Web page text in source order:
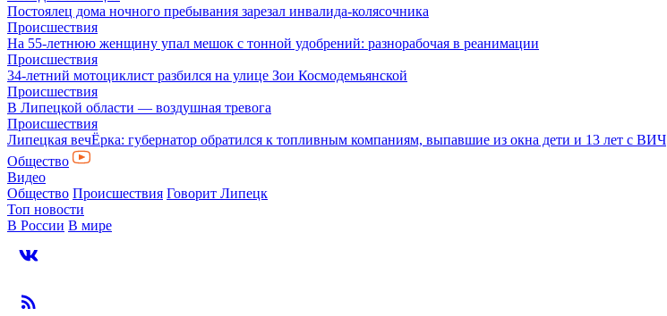
Постоялец дома ночного пребывания зарезал инвалида-колясочника
Происшествия
На 55-летнюю женщину упал мешок с тонной удобрений: разнорабочая в реанимации
Происшествия
34-летний мотоциклист разбился на улице Зои Космодемьянской
Происшествия
В Липецкой области — воздушная тревога
Происшествия
Липецкая вечЁрка: губернатор обратился к топливным компаниям, выпавшие из окна дети и 13 лет с ВИЧ
Общество
Видео
Общество Происшествия Говорит Липецк
Топ новости
В России В мире